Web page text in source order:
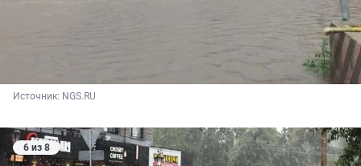
Источник: NGS.RU
6 из 8